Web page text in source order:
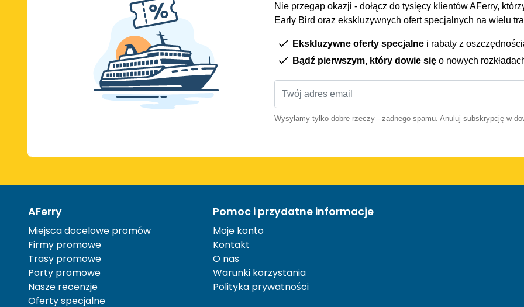
Nie przegap okazji - dołącz do tysięcy klientów AFerry,
Early Bird oraz ekskluzywnych ofert specjalnych na wielu
Ekskluzywne oferty specjalne i rabaty z
Bądź pierwszym, który dowie się o nowych
Wysyłamy tylko dobre rzeczy - żadnego spamu. Anuluj subskrypcję w
AFerry
Miejsca docelowe promów
Firmy promowe
Trasy promowe
Porty promowe
Nasze recenzje
Oferty specjalne
Pomoc i przydatne informacje
Moje konto
Kontakt
O nas
Warunki korzystania
Polityka prywatności